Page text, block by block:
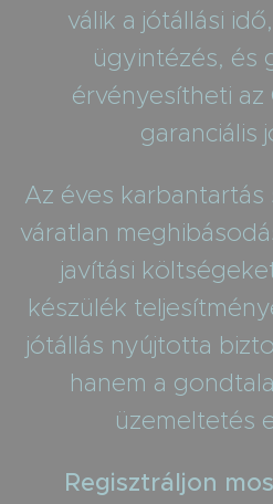
válik a jótállási
ügyintézés, és
érvényesítheti
garanciális
Az éves
váratlan
javítási
készülék
jótállás nyújtotta
hanem a
üzemeltetés
Regisztráljon